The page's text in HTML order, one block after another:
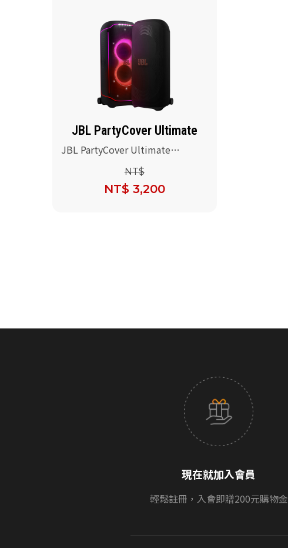
JBL PartyCover Ultimate
JBL PartyCover Ultimate
(Partybox Ultimate 喇叭保護套)
NT$
NT$ 3,200
現在就加入會員
輕鬆註冊，入會即贈200元購物金